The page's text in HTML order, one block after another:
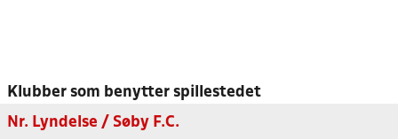
Klubber som benytter spillestedet
Nr. Lyndelse / Søby F.C.